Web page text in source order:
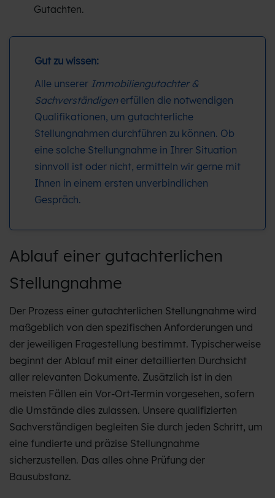
Gutachten.
Gut zu wissen:
Alle unserer Immobiliengutachter &
Sachverständigenerfüllen die notwendigen
Qualifikationen, um gutachterliche
Stellungnahmen durchführen zu können. Ob
eine solche Stellungnahme in Ihrer Situation
sinnvoll ist oder nicht, ermitteln wir gerne mit
Ihnen in einem ersten unverbindlichen
Gespräch.
Ablauf einer gutachterlichen
Stellungnahme
Der Prozess einer gutachterlichen Stellungnahme wird
maßgeblich von den spezifischen Anforderungen und
der jeweiligen Fragestellung bestimmt. Typischerweise
beginnt der Ablauf mit einer detaillierten Durchsicht
aller relevanten Dokumente. Zusätzlich ist in den
meisten Fällen ein Vor-Ort-Termin vorgesehen, sofern
die Umstände dies zulassen. Unsere qualifizierten
Sachverständigen begleiten Sie durch jeden Schritt, um
eine fundierte und präzise Stellungnahme
sicherzustellen. Das alles ohne Prüfung der
Bausubstanz.